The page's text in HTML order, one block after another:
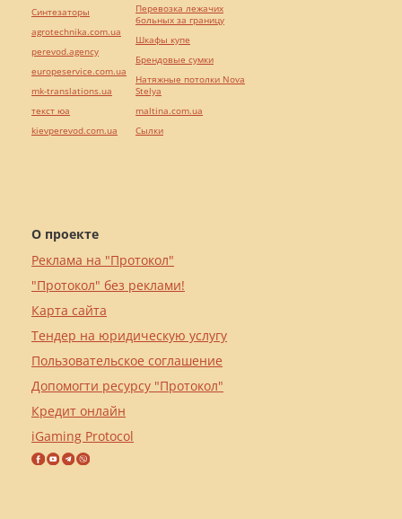
О проекте
Реклама на "Протокол"
"Протокол" без реклами!
Карта сайта
Тендер на юридическую услугу
Пользовательское соглашение
Допомогти ресурсу "Протокол"
Кредит онлайн
iGaming Protocol
Синтезаторы
agrotechnika.com.ua
perevod.agency
europeservice.com.ua
mk-translations.ua
текст юа
kievperevod.com.ua
Перевозка лежачих
больных за границу
Шкафы купе
Брендовые сумки
Натяжные потолки Nova
Stelya
maltina.com.ua
Cылки